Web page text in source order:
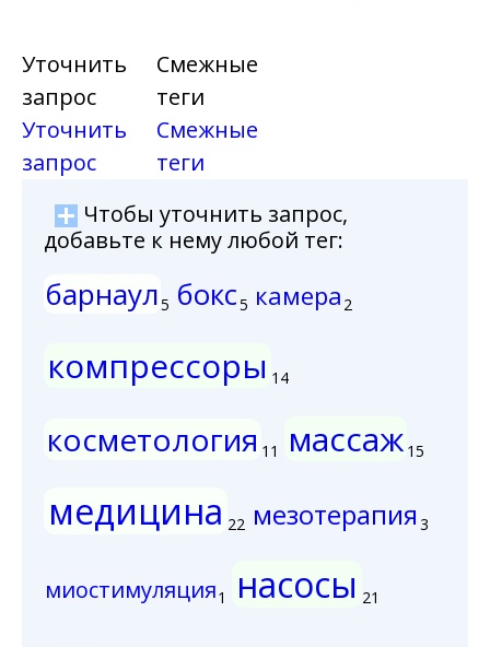
Уточнить
запрос
Уточнить
запрос
Смежные
теги
Смежные
теги
Чтобы уточнить запрос,
добавьте к нему любой тег:
барнаул5 бокс5 камера 2
компрессоры 14
косметология 11 массаж 15
медицина 22 мезотерапия 3
миостимуляция1 насосы 21